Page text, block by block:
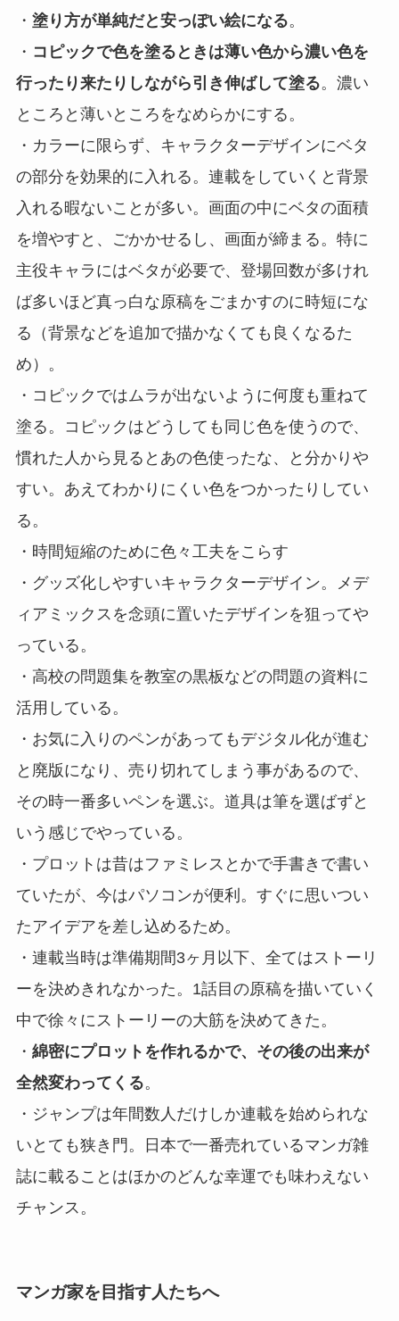
・ 塗り方が単純だと安っぽい絵になる。
・ コピックで色を塗るときは薄い色から濃い色を
行ったり来たりしながら引き伸ばして塗る。濃い
ところと薄いところをなめらかにする。
・カラーに限らず、キャラクターデザインにベタ
の部分を効果的に入れる。連載をしていくと背景
入れる暇ないことが多い。画面の中にベタの面積
を増やすと、ごかかせるし、画面が締まる。特に
主役キャラにはベタが必要で、登場回数が多けれ
ば多いほど真っ白な原稿をごまかすのに時短にな
る（背景などを追加で描かなくても良くなるた
め）。
・コピックではムラが出ないように何度も重ねて
塗る。コピックはどうしても同じ色を使うので、
慣れた人から見るとあの色使ったな、と分かりや
すい。あえてわかりにくい色をつかったりしてい
る。
・時間短縮のために色々工夫をこらす
・グッズ化しやすいキャラクターデザイン。メデ
ィアミックスを念頭に置いたデザインを狙ってや
っている。
・高校の問題集を教室の黒板などの問題の資料に
活用している。
・お気に入りのペンがあってもデジタル化が進む
と廃版になり、売り切れてしまう事があるので、
その時一番多いペンを選ぶ。道具は筆を選ばずと
いう感じでやっている。
・プロットは昔はファミレスとかで手書きで書い
ていたが、今はパソコンが便利。すぐに思いつい
たアイデアを差し込めるため。
・連載当時は準備期間3ヶ月以下、全てはストーリ
ーを決めきれなかった。1話目の原稿を描いていく
中で徐々にストーリーの大筋を決めてきた。
・ 綿密にプロットを作れるかで、その後の出来が
全然変わってくる。
・ジャンプは年間数人だけしか連載を始められな
いとても狭き門。日本で一番売れているマンガ雑
誌に載ることはほかのどんな幸運でも味わえない
チャンス。
マンガ家を目指す人たちへ